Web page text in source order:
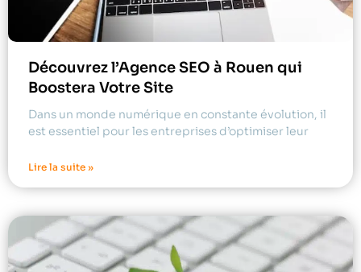
Découvrez l’Agence SEO à Rouen qui
Boostera Votre Site
Dans un monde numérique en constante évolution, il
est essentiel pour les entreprises d’optimiser leur
Lire la suite »